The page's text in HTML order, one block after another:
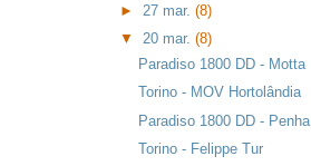
► 27 mar.(8)
▼20 mar.(8)
Paradiso 1800 DD - Motta
Torino - MOV Hortolândia
Paradiso 1800 DD - Penha
Torino - Felippe Tur